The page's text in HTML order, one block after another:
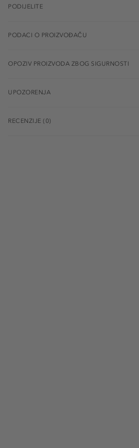
PODIJELITE
PODACI O PROIZVOĐAČU
OPOZIV PROIZVODA ZBOG SIGURNOSTI
UPOZORENJA
RECENZIJE (0)